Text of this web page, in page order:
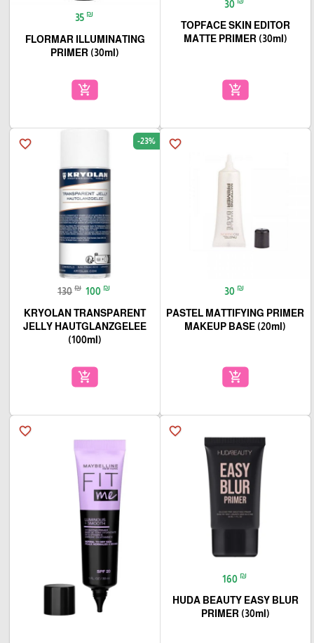
30
TOPFACE SKIN EDITOR
MATTE PRIMER (30ml)
add_shopping_cart
35 ₪
FLORMAR ILLUMINATING
PRIMER (30ml)
add_shopping_cart
favorite_border
30 ₪
PASTEL MATTIFYING PRIMER
MAKEUP BASE (20ml)
add_shopping_cart
favorite_border -23%
130 ₪ 100 ₪
KRYOLAN TRANSPARENT
JELLY HAUTGLANZGELEE
(100ml)
add_shopping_cart
favorite_border
160 ₪
HUDA BEAUTY EASY BLUR
PRIMER (30ml)
favorite_border